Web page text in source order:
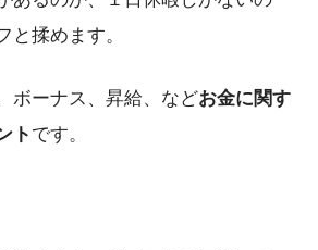
と揉めます。
ボーナス、昇給、などお金に関す
ト です。